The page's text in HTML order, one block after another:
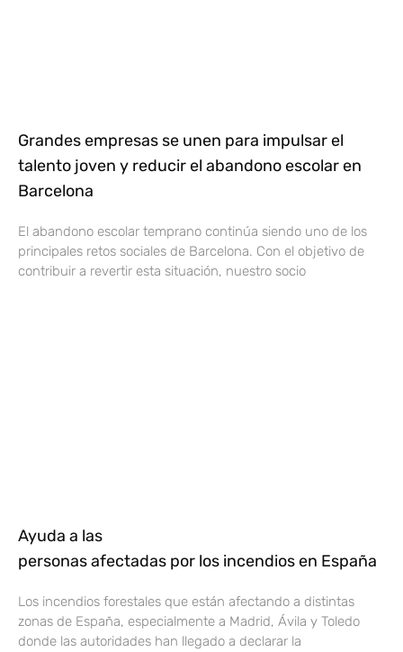
Grandes empresas se unen para impulsar el
talento joven y reducir el abandono escolar en
Barcelona
El abandono escolar temprano continúa siendo uno de los
principales retos sociales de Barcelona. Con el objetivo de
contribuir a revertir esta situación, nuestro socio
Ayuda a las
personas afectadas por los incendios en España
Los incendios forestales que están afectando a distintas
zonas de España, especialmente a Madrid, Ávila y Toledo
donde las autoridades han llegado a declarar la